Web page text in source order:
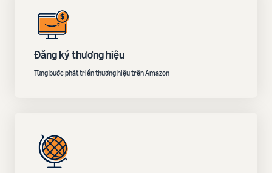
Đăng ký thương hiệu
Từng bước phát triển thương hiệu trên Amazon